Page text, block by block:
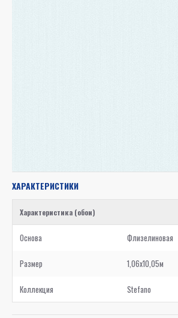
ХАРАКТЕРИСТИКИ
Характеристика (обои)
Основа Флизелиновая
Размер 1,06x10,05м
Коллекция Stefano